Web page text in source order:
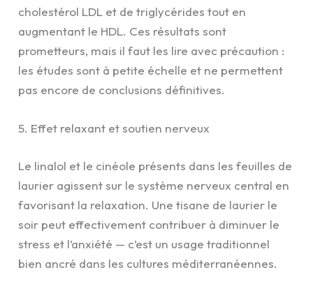
cholestérol LDL et de triglycérides tout en
augmentant le HDL. Ces résultats sont
prometteurs, mais il faut les lire avec précaution :
les études sont à petite échelle et ne permettent
pas encore de conclusions définitives.
5. Effet relaxant et soutien nerveux
Le linalol et le cinéole présents dans les feuilles de
laurier agissent sur le système nerveux central en
favorisant la relaxation. Une tisane de laurier le
soir peut effectivement contribuer à diminuer le
stress et l’anxiété — c’est un usage traditionnel
bien ancré dans les cultures méditerranéennes.